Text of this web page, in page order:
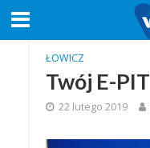
ŁOWICZ
Twój E-PIT
22 lutego 2019